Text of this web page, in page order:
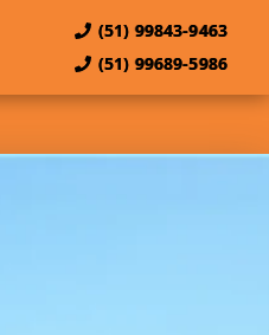
(51) 99843-9463
(51) 99689-5986